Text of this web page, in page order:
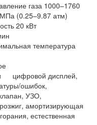
газа 1000–1760
(0.25–9.87 атм)
20 кВт
температура
цифровой дисплей,
ошибок,
УЗО,
амортизирующая
естественная